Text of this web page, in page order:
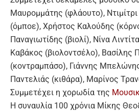
Μαυρομμάτης (φλάουτο),
(όμποε), Χρήστος Καλούδης
Παναγιωτίδης (βιολί), Νίνα
Καβάκος (βιολοντσέλο), Βασίλης
(κοντραμπάσο), Γιάννης
Παντελιάς (κιθάρα), Μαρίνος
Συμμετέχει η χορωδία της
Η συναυλία 100 χρόνια Μίκης